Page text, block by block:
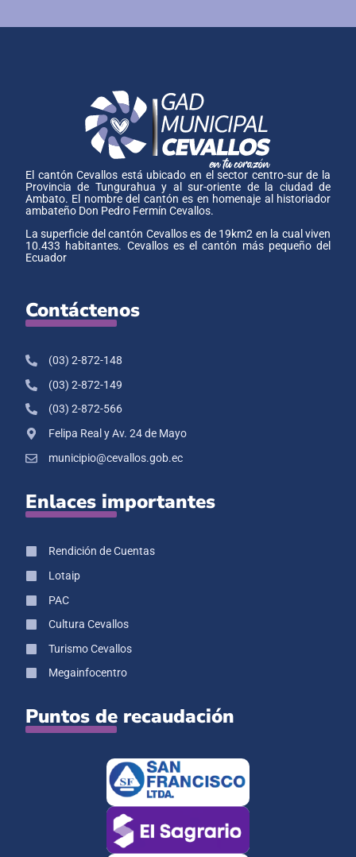
El cantón Cevallos está ubicado en el sector centro-sur de la
Provincia de Tungurahua y al sur-oriente de la ciudad de
Ambato. El nombre del cantón es en homenaje al historiador
ambateño Don Pedro Fermín Cevallos.
La superficie del cantón Cevallos es de 19km2 en la cual viven
10.433 habitantes. Cevallos es el cantón más pequeño del
Ecuador
Contáctenos
(03) 2-872-148
(03) 2-872-149
(03) 2-872-566
Felipa Real y Av. 24 de Mayo
municipio@cevallos.gob.ec
Enlaces importantes
Rendición de Cuentas
Lotaip
PAC
Cultura Cevallos
Turismo Cevallos
Megainfocentro
Puntos de recaudación